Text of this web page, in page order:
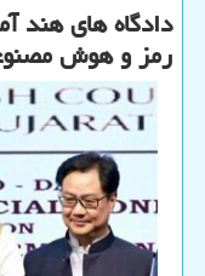
دادگاه های هند
رمز و هوش